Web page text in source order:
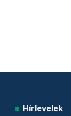
Hírlevelek